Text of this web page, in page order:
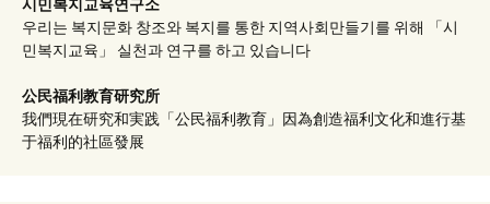
시민복지교육연구소
우리는 복지문화 창조와 복지를 통한 지역사회만들기를 위해 「시
민복지교육」 실천과 연구를 하고 있습니다
公民福利教育研究所
我們現在研究和実践「公民福利教育」因為創造福利文化和進行基
于福利的社區發展